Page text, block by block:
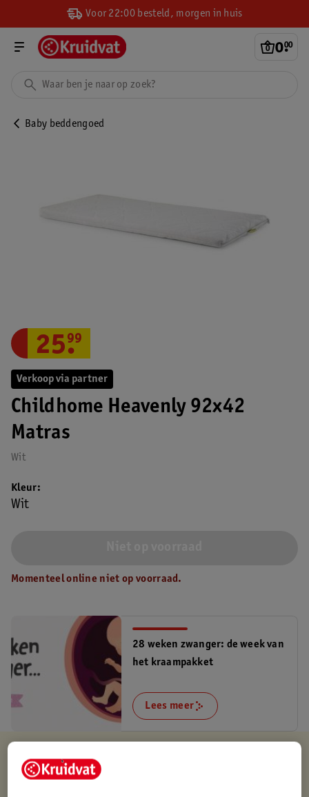
Voor 22:00 besteld, morgen in huis
0.
00
Baby beddengoed
Verkoop via partner
Childhome Heavenly 92x42
Matras
Wit
25.
99
Kleur
Wit
Momenteel online niet op voorraad.
28 weken zwanger: de week van
het kraampakket
Lees meer
Verkocht en verstuurd door
Van Asten Babysuperstore